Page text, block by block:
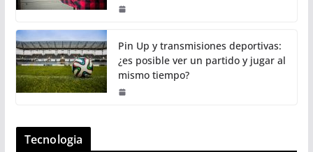
Pin Up y transmisiones deportivas:
¿es posible ver un partido y jugar al
mismo tiempo?
Tecnologia